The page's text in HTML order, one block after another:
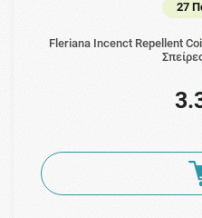
27
Fleriana Incenct Repellent